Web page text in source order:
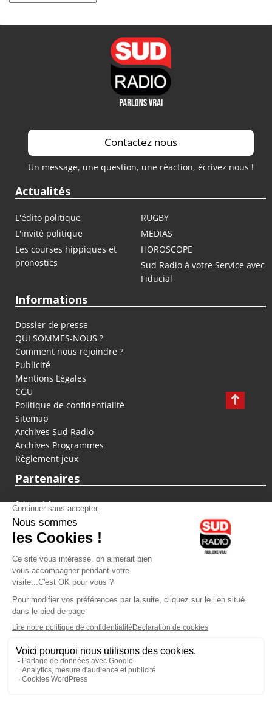
Contactez nous
Un message, une question, une réaction, écrivez nous !
Actualités
L'édito politique
RUGBY
L'invité politique
MEDIAS
Les courses hippiques et
pronostics
HOROSCOPE
Sud Radio à votre Service avec
Fiducial
Informations
Dossier de presse
QUI SOMMES-NOUS ?
Comment nous rejoindre ?
Publicité
Mentions Légales
CGU
Politique de confidentialité
Sitemap
Archives Sud Radio
Archives Programmes
Règlement jeux
Partenaires
fiducial.fr
lyoncapitale.fr
olympique-et-lyonnais.com
L'application Iphone / Android
Téléchargez l'application
Les cookies
Gestion des cookies
Crédit photos : ©Sud Radio / Pierre Olivier